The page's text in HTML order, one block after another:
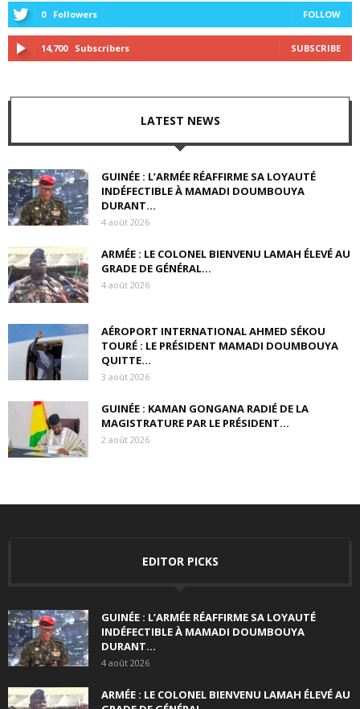
0 Followers FOLLOW
14,700 Subscribers SUBSCRIBE
LATEST NEWS
GUINÉE : L’ARMÉE RÉAFFIRME SA LOYAUTÉ
INDÉFECTIBLE À MAMADI DOUMBOUYA
DURANT...
4 août 2026
ARMÉE : LE COLONEL BIENVENU LAMAH ÉLEVÉ AU
GRADE DE GÉNÉRAL...
4 août 2026
AÉROPORT INTERNATIONAL AHMED SÉKOU
TOURÉ : LE PRÉSIDENT MAMADI DOUMBOUYA
QUITTE...
3 août 2026
GUINÉE : KAMAN GONGANA RADIÉ DE LA
MAGISTRATURE PAR LE PRÉSIDENT...
2 août 2026
EDITOR PICKS
GUINÉE : L’ARMÉE RÉAFFIRME SA LOYAUTÉ
INDÉFECTIBLE À MAMADI DOUMBOUYA
DURANT...
4 août 2026
ARMÉE : LE COLONEL BIENVENU LAMAH ÉLEVÉ AU